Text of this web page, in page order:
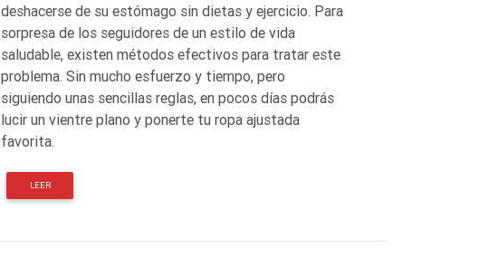
deshacerse de su estómago sin dietas y ejercicio. Para
sorpresa de los seguidores de un estilo de vida
saludable, existen métodos efectivos para tratar este
problema. Sin mucho esfuerzo y tiempo, pero
siguiendo unas sencillas reglas, en pocos días podrás
lucir un vientre plano y ponerte tu ropa ajustada
favorita.
LEER